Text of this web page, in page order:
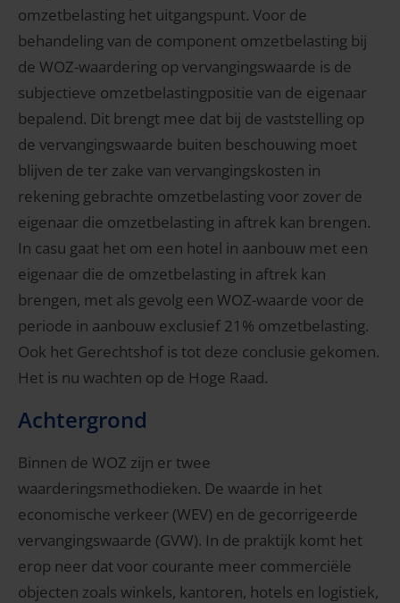
omzetbelasting het uitgangspunt. Voor de
behandeling van de component omzetbelasting bij
de WOZ-waardering op vervangingswaarde is de
subjectieve omzetbelastingpositie van de eigenaar
bepalend. Dit brengt mee dat bij de vaststelling op
de vervangingswaarde buiten beschouwing moet
blijven de ter zake van vervangingskosten in
rekening gebrachte omzetbelasting voor zover de
eigenaar die omzetbelasting in aftrek kan brengen.
In casu gaat het om een hotel in aanbouw met een
eigenaar die de omzetbelasting in aftrek kan
brengen, met als gevolg een WOZ-waarde voor de
periode in aanbouw exclusief 21% omzetbelasting.
Ook het Gerechtshof is tot deze conclusie gekomen.
Het is nu wachten op de Hoge Raad.
Achtergrond
Binnen de WOZ zijn er twee
waarderingsmethodieken. De waarde in het
economische verkeer (WEV) en de gecorrigeerde
vervangingswaarde (GVW). In de praktijk komt het
erop neer dat voor courante meer commerciële
objecten zoals winkels, kantoren, hotels en logistiek,